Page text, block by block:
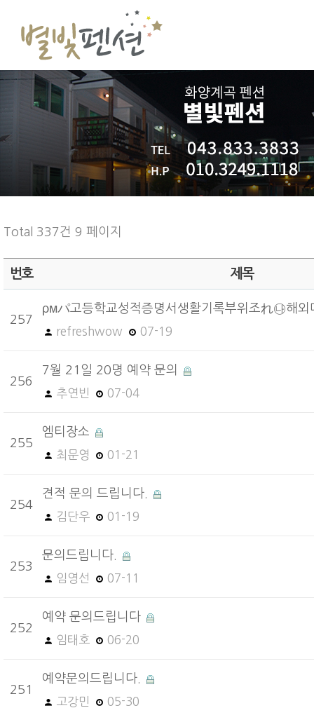
Total 337건 9 페이지
번호 제목
257
ρмパ고등학교성적증명서생활기록부위조れ㉯해
refreshwow 07-19
256
7월 21일 20명 예약 문의
추연빈 07-04
255
엠티장소
최문영 01-21
254
견적 문의 드립니다.
김단우 01-19
253
문의드립니다.
임영선 07-11
252
예약 문의드립니다
임태호 06-20
251
예약문의드립니다.
고강민 05-30